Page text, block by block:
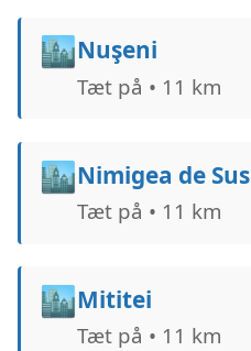
🏙️Nuşeni
Tæt på • 11 km
🏙️Nimigea de Sus
Tæt på • 11 km
🏙️Mititei
Tæt på • 11 km